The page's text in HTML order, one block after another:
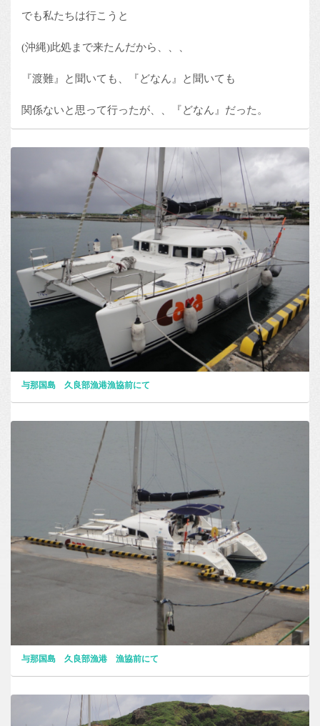
でも私たちは行こうと
(沖縄)此処まで来たんだから、、、
『渡難』と聞いても、『どなん』と聞いても
関係ないと思って行ったが、、『どなん』だった。
与那国島 久良部漁港漁協前にて
与那国島 久良部漁港 漁協前にて